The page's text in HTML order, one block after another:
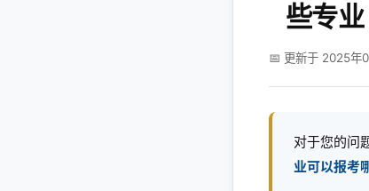
些专业
📅 更新于 2025年
对于您的问
业可以报考